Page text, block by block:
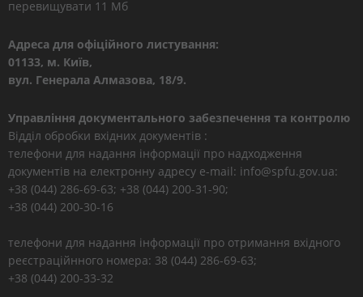
перевищувати 11 Мб
Адреса для офіційного листування:
01133, м. Київ,
вул. Генерала Алмазова, 18/9.
Управління документального забезпечення та контролю
Відділ обробки вхідних документів :
телефони для надання інформації про надходження
документів на електронну адресу e-mail: info@spfu.gov.ua:
+38 (044) 286-69-63; +38 (044) 200-31-90;
+38 (044) 200-30-16
телефони для надання інформації про отримання вхідного
реєстраційнного номера: 38 (044) 286-69-63;
+38 (044) 200-33-32